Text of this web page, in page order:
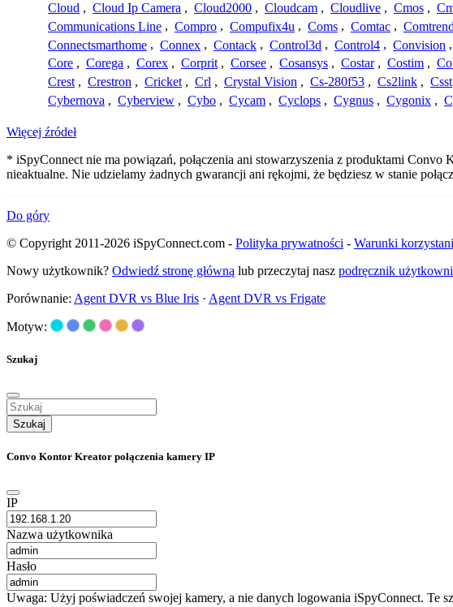
Cloud , Cloud Ip Camera , Cloud2000 , Cloudcam , Cloudlive , Cmos ,
Communications Line , Compro , Compufix4u , Coms , Comtac , Comtrend
Connectsmarthome , Connex , Contack , Control3d , Control4 , Convision ,
Core , Corega , Corex , Corprit , Corsee , Cosansys , Costar , Costim ,
Crest , Crestron , Cricket , Crl , Crystal Vision , Cs-280f53 , Cs2link , Csst
Cybernova , Cyberview , Cybo , Cycam , Cyclops , Cygnus , Cygonix ,
Więcej źródeł
* iSpyConnect nie ma powiązań, połączenia ani stowarzyszenia z produktami Convo
nieaktualne. Nie udzielamy żadnych gwarancji ani rękojmi, że będziesz w stanie
Do góry
© Copyright 2011-2026 iSpyConnect.com - Polityka prywatności - Warunki
Nowy użytkownik? Odwiedź stronę główną lub przeczytaj nasz podręcznik
Porównanie: Agent DVR vs Blue Iris · Agent DVR vs Frigate
Motyw:
Szukaj
Szukaj
Convo Kontor Kreator połączenia kamery IP
IP
Nazwa użytkownika
Hasło
Uwaga: Użyj poświadczeń swojej kamery, a nie danych logowania iSpyConnect. Te